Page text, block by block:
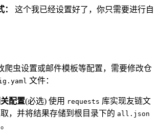
这个我已经设置好了，你只需要进行自
爬虫设置或邮件模板等配置，需要修改仓
文件：
配置(必选) 使用 requests 库实现友链文
，并将结果存储到根目录下的 all.json